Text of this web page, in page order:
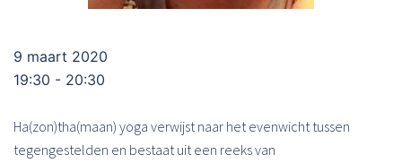
9 maart 2020
19:30 - 20:30
Ha(zon)tha(maan) yoga verwijst naar het evenwicht tussen
tegengestelden en bestaat uit een reeks van